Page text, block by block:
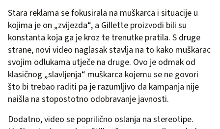
Stara reklama se fokusirala na muškarca i situacije u
kojima je on „zvijezda“, a Gillette proizvodi bili su
konstanta koja ga je kroz te trenutke pratila. S druge
strane, novi video naglasak stavlja na to kako muškarac
svojim odlukama utječe na druge. Ovo je odmak od
klasičnog „slavljenja“ muškarca kojemu se ne govori
što bi trebao raditi pa je razumljivo da kampanja nije
naišla na stopostotno odobravanje javnosti.
Dodatno, video se poprilično oslanja na stereotipe.